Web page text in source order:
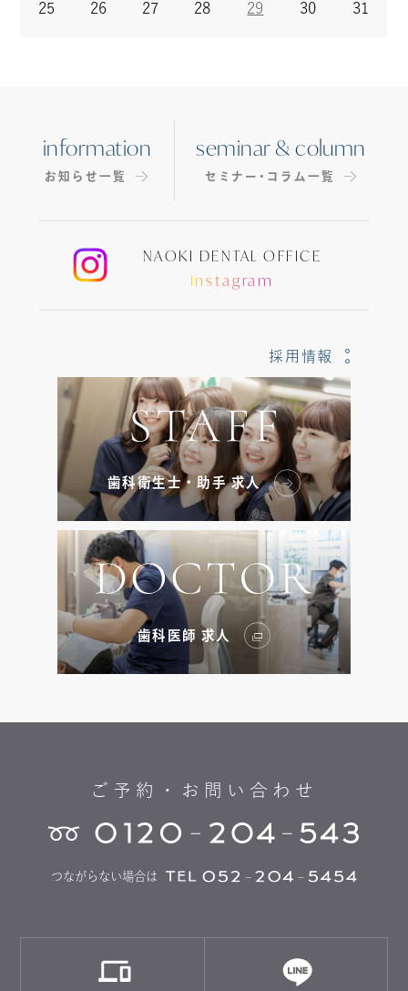
25 26 27 28 29 30 31
information
お知らせ一覧
seminar & column
セミナー・コラム一覧
NAOKI DENTAL OFFICE
Instagram
採用情報
歯科衛生士・助手 求人
歯科医師 求人
ご予約・お問い合わせ
つながらない場合は